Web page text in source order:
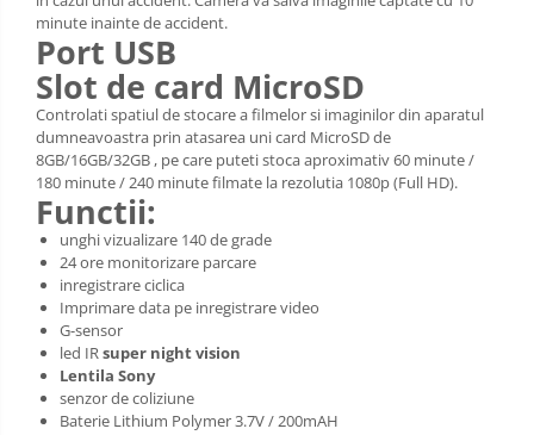
minute inainte de accident.
Port USB
Slot de card MicroSD
Controlati spatiul de stocare a filmelor si imaginilor din aparatul
dumneavoastra prin atasarea uni card MicroSD de
8GB/16GB/32GB , pe care puteti stoca aproximativ 60 minute /
180 minute / 240 minute filmate la rezolutia 1080p (Full HD).
Functii:
unghi vizualizare 140 de grade
24 ore monitorizare parcare
inregistrare ciclica
Imprimare data pe inregistrare video
G-sensor
led IRsuper night vision
Lentila Sony
senzor de coliziune
Baterie Lithium Polymer 3.7V / 200mAH